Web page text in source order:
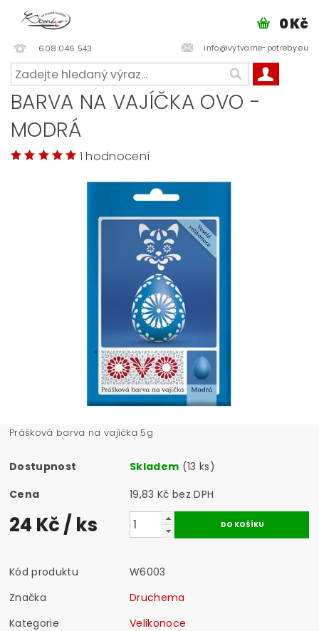
608 046 543 info@vytvarne-potreby.eu
0 Kč
BARVA NA VAJÍČKA OVO -
MODRÁ
1 hodnocení
Prášková barva na vajíčka 5g
Dostupnost Skladem (13 ks)
Cena
19,83 Kč bez DPH
24 Kč/ ks
Kód produktu
W6003
Značka
Druchema
Kategorie
Velikonoce